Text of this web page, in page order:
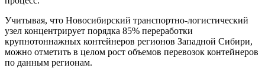
Учитывая, что Новосибирский транспортно-логистический
узел концентрирует порядка 85% переработки
крупнотоннажных контейнеров регионов Западной Сибири,
можно отметить в целом рост объемов перевозок контейнеров
по данным регионам.